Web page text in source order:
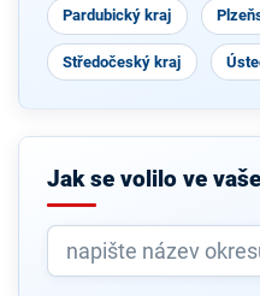
Pardubický kraj
Středočeský kraj
Jak se volilo ve